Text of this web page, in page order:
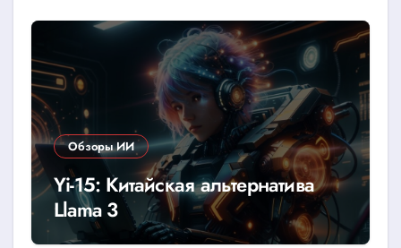
Обзоры ИИ
Yi-15: Китайская альтернатива
Llama 3